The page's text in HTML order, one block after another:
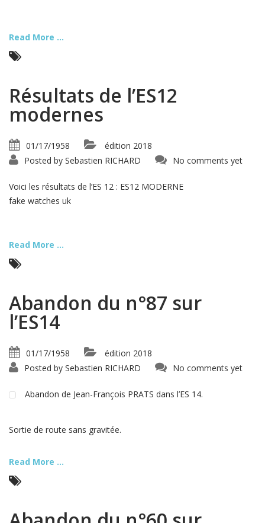
Read More ...
Résultats de l’ES12
modernes
01/17/1958
édition 2018
Posted by Sebastien RICHARD No comments yet
Voici les résultats de l’ES 12 : ES12 MODERNE
fake watches uk
Read More ...
Abandon du n°87 sur
l’ES14
01/17/1958
édition 2018
Posted by Sebastien RICHARD No comments yet
Abandon de Jean-François PRATS dans l’ES 14.
Sortie de route sans gravitée.
Read More ...